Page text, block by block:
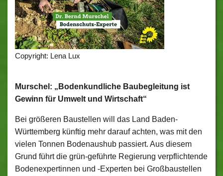
Copyright: Lena Lux
Murschel: „Bodenkundliche Baubegleitung ist
Gewinn für Umwelt und Wirtschaft“
Bei größeren Baustellen will das Land Baden-
Württemberg künftig mehr darauf achten, was mit den
vielen Tonnen Bodenaushub passiert. Aus diesem
Grund führt die grün-geführte Regierung verpflichtende
Bodenexpertinnen und -Experten bei Großbaustellen